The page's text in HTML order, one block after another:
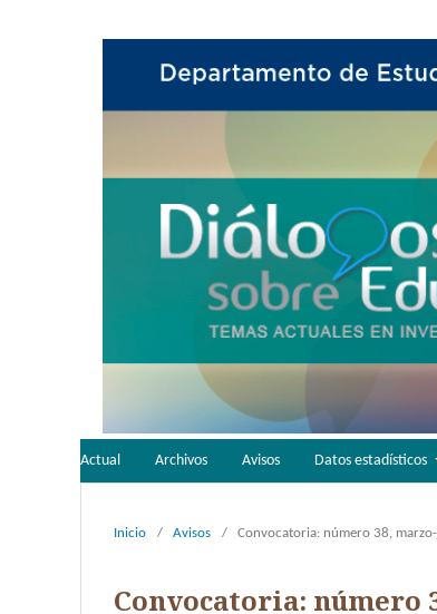
Actual Archivos Avisos Datos estadísticos
Inicio / Avisos / Convocatoria: número 38,
Convocatoria: número